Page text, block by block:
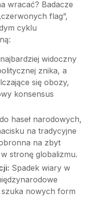
wracać? Badacze
flag”,
cyklu
widoczny
znika, a
się obozy,
konsensus
haseł narodowych,
na tradycyjne
na zbyt
stronę globalizmu.
Spadek wiary w
szuka nowych form